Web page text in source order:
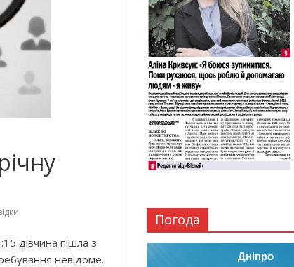
дівчина пішла з
невідоме.
Погода
Дніпро